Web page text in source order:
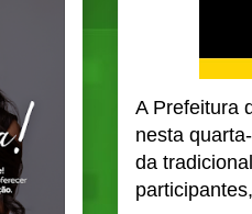
A Prefeitura
nesta
da